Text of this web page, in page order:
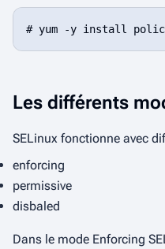
Les différents
SELinux fonctionne avec
enforcing
permissive
disbaled
Dans le mode Enforcing